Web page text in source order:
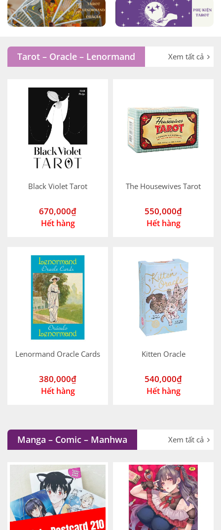
Tarot – Oracle – Lenormand Xem tất cả
Black Violet Tarot
670,000₫
Hết hàng
Lenormand Oracle Cards
380,000₫
Hết hàng
The Housewives Tarot
550,000₫
Hết hàng
Kitten Oracle
540,000₫
Hết hàng
Manga – Comic – Manhwa Xem tất cả